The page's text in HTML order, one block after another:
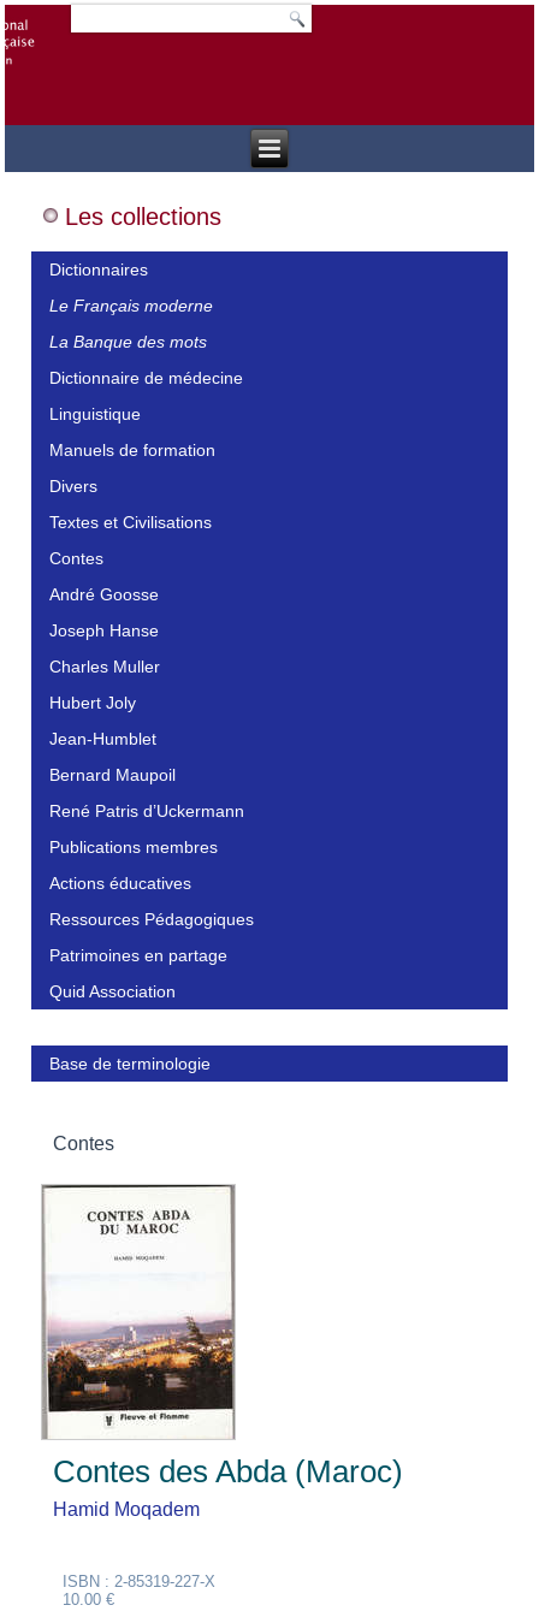
Les collections
Dictionnaires
Le Français moderne
La Banque des mots
Dictionnaire de médecine
Linguistique
Manuels de formation
Divers
Textes et Civilisations
Contes
André Goosse
Joseph Hanse
Charles Muller
Hubert Joly
Jean-Humblet
Bernard Maupoil
René Patris d’Uckermann
Publications membres
Actions éducatives
Ressources Pédagogiques
Patrimoines en partage
Quid Association
Base de terminologie
Contes
Contes des Abda (Maroc)
Hamid Moqadem
ISBN : 2-85319-227-X
10.00 €